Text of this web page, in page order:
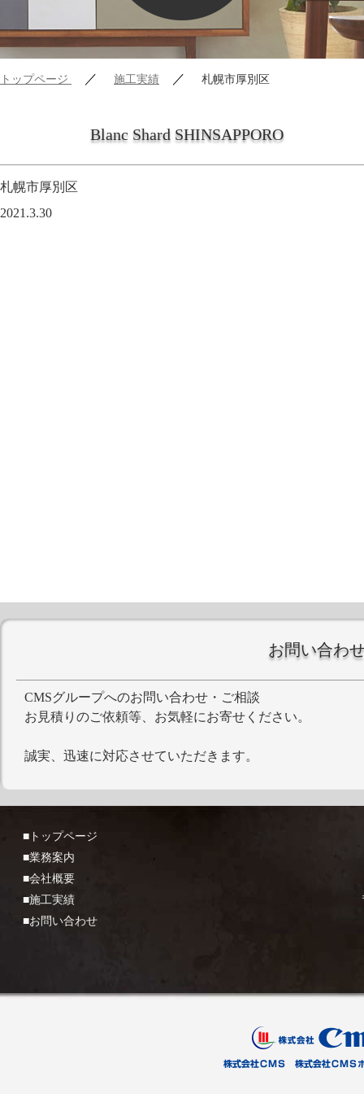
トップページ ／ 施工実績 ／ 札幌市厚別区
Blanc Shard SHINSAPPORO
札幌市厚別区
2021.3.30
お問い合わ
CMSグループへのお問い合わせ・ご相談
お見積りのご依頼等、お気軽にお寄せください。
誠実、迅速に対応させていただきます。
■トップページ
■業務案内
■会社概要
■施工実績
■お問い合わせ